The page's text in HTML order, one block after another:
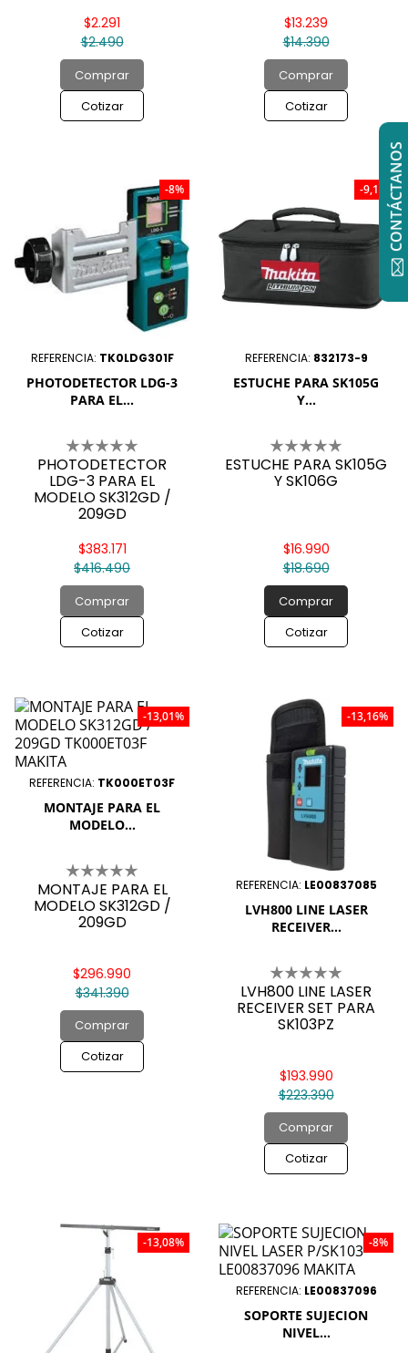
$2.490
$2.291
Comprar
Cotizar
$14.390
$13.239
Comprar
Cotizar
REFERENCIA: TK0LDG301F
PHOTODETECTOR LDG-3
PARA EL...
PHOTODETECTOR
LDG-3 PARA EL
MODELO SK312GD /
209GD
$416.490
$383.171
Comprar
Cotizar
-8%
REFERENCIA: 832173-9
ESTUCHE PARA SK105G
Y...
ESTUCHE PARA SK105G
Y SK106G
$18.690
$16.990
Comprar
Cotizar
-9,1%
REFERENCIA: TK000ET03F
MONTAJE PARA EL
MODELO...
MONTAJE PARA EL
MODELO SK312GD /
209GD
$341.390
$296.990
Comprar
Cotizar
-13,01%
REFERENCIA: LE00837085
LVH800 LINE LASER
RECEIVER...
LVH800 LINE LASER
RECEIVER SET PARA
SK103PZ
$223.390
$193.990
Comprar
Cotizar
-13,16%
-13,08%
REFERENCIA: LE00837096
SOPORTE SUJECION
NIVEL...
-8%
CONTÁCTANOS